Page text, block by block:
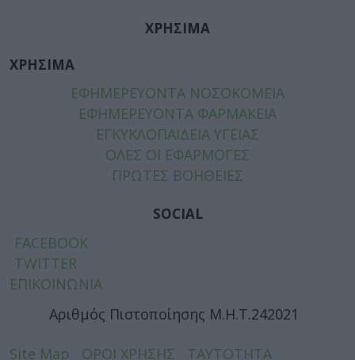
ΧΡΗΣΙΜΑ
ΧΡΗΣΙΜΑ
ΕΦΗΜΕΡΕΥΟΝΤΑ ΝΟΣΟΚΟΜΕΙΑ
ΕΦΗΜΕΡΕΥΟΝΤΑ ΦΑΡΜΑΚΕΙΑ
ΕΓΚΥΚΛΟΠΑΙΔΕΙΑ ΥΓΕΙΑΣ
ΟΛΕΣ ΟΙ ΕΦΑΡΜΟΓΕΣ
ΠΡΩΤΕΣ ΒΟΗΘΕΙΕΣ
SOCIAL
FACEBOOK
TWITTER
ΕΠΙΚΟΙΝΩΝΙΑ
Αριθμός Πιστοποίησης Μ.Η.Τ.242021
Site Map ΟΡΟΙ ΧΡΗΣΗΣ ΤΑΥΤΟΤΗΤΑ